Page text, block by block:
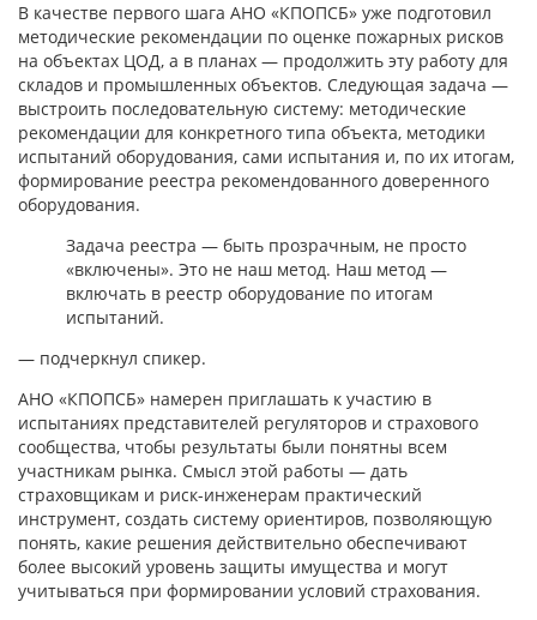
В качестве первого шага АНО «КПОПСБ» уже подготовил
методические рекомендации по оценке пожарных рисков
на объектах ЦОД, а в планах — продолжить эту работу для
складов и промышленных объектов. Следующая задача —
выстроить последовательную систему: методические
рекомендации для конкретного типа объекта, методики
испытаний оборудования, сами испытания и, по их итогам,
формирование реестра рекомендованного доверенного
оборудования.
Задача реестра — быть прозрачным, не просто
«включены». Это не наш метод. Наш метод —
включать в реестр оборудование по итогам
испытаний.
— подчеркнул спикер.
АНО «КПОПСБ» намерен приглашать к участию в
испытаниях представителей регуляторов и страхового
сообщества, чтобы результаты были понятны всем
участникам рынка. Смысл этой работы — дать
страховщикам и риск-инженерам практический
инструмент, создать систему ориентиров, позволяющую
понять, какие решения действительно обеспечивают
более высокий уровень защиты имущества и могут
учитываться при формировании условий страхования.